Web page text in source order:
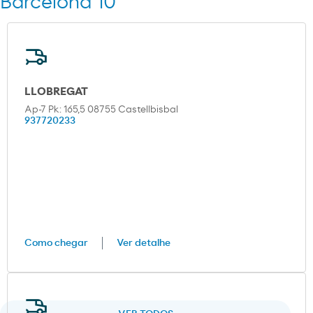
LLOBREGAT
Ap-7 Pk: 165,5 08755 Castellbisbal
937720233
Como chegar Ver detalhe